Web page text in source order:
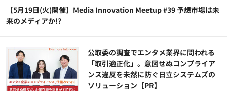
【5月19日(火)開催】Media Innovation Meetup #39 予想市場は未
来のメディアか!?
公​​取委の調査でエンタメ業界に問われる
「取引適正化」。意図せぬコンプライア
ンス違反を未然に防ぐ日立システムズの
ソリューション​【PR】